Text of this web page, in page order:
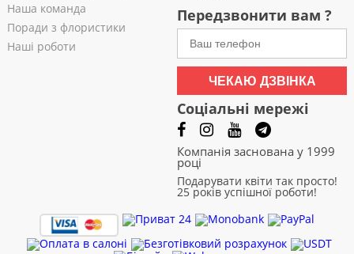
Наша команда
Поради з флористики
Наші роботи
Передзвонити вам ?
ЧЕКАЮ ДЗВІНКА
Соціальні мережі
Компанія заснована у 1999
році
Подарувати квіти так просто!
25 років успішної роботи!